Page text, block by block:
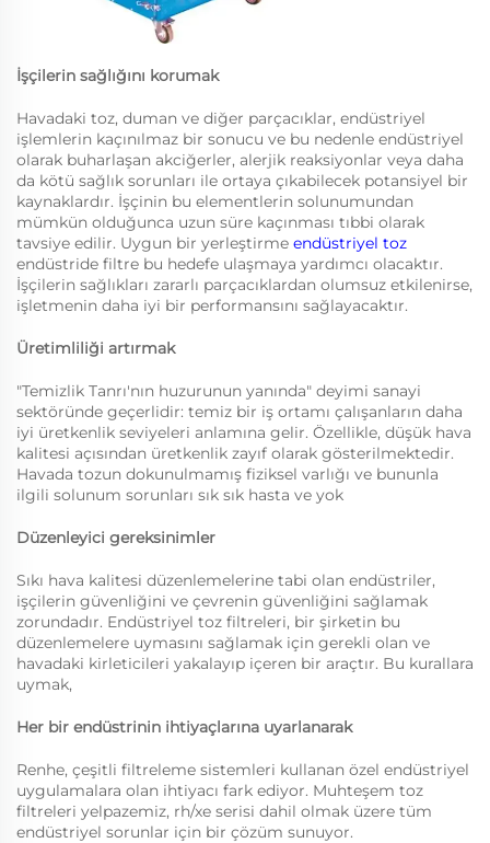
İşçilerin sağlığını korumak
Havadaki toz, duman ve diğer parçacıklar, endüstriyel
işlemlerin kaçınılmaz bir sonucu ve bu nedenle endüstriyel
olarak buharlaşan akciğerler, alerjik reaksiyonlar veya daha
da kötü sağlık sorunları ile ortaya çıkabilecek potansiyel bir
kaynaklardır. İşçinin bu elementlerin solunumundan
mümkün olduğunca uzun süre kaçınması tıbbi olarak
tavsiye edilir. Uygun bir yerleştirme endüstriyel toz
endüstride filtre bu hedefe ulaşmaya yardımcı olacaktır.
İşçilerin sağlıkları zararlı parçacıklardan olumsuz etkilenirse,
işletmenin daha iyi bir performansını sağlayacaktır.
Üretimliliği artırmak
"Temizlik Tanrı'nın huzurunun yanında" deyimi sanayi
sektöründe geçerlidir: temiz bir iş ortamı çalışanların daha
iyi üretkenlik seviyeleri anlamına gelir. Özellikle, düşük hava
kalitesi açısından üretkenlik zayıf olarak gösterilmektedir.
Havada tozun dokunulmamış fiziksel varlığı ve bununla
ilgili solunum sorunları sık sık hasta ve yok
Düzenleyici gereksinimler
Sıkı hava kalitesi düzenlemelerine tabi olan endüstriler,
işçilerin güvenliğini ve çevrenin güvenliğini sağlamak
zorundadır. Endüstriyel toz filtreleri, bir şirketin bu
düzenlemelere uymasını sağlamak için gerekli olan ve
havadaki kirleticileri yakalayıp içeren bir araçtır. Bu kurallara
uymak,
Her bir endüstrinin ihtiyaçlarına uyarlanarak
Renhe, çeşitli filtreleme sistemleri kullanan özel endüstriyel
uygulamalara olan ihtiyacı fark ediyor. Muhteşem toz
filtreleri yelpazemiz, rh/xe serisi dahil olmak üzere tüm
endüstriyel sorunlar için bir çözüm sunuyor.